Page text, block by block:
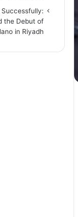
Successfully:
the Debut of
in Riyadh